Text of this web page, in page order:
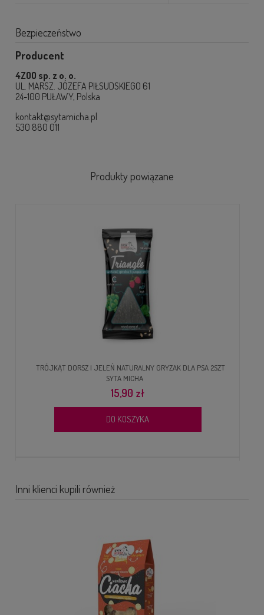
Bezpieczeństwo
Producent
4ZOO sp. z o. o.
UL. MARSZ. JÓZEFA PIŁSUDSKIEGO 61
24-100 PUŁAWY, Polska
kontakt@sytamicha.pl
530 880 011
Produkty powiązane
TRÓJKĄT DORSZ I JELEŃ NATURALNY GRYZAK DLA PSA 2SZT
SYTA MICHA
15,90 zł
DO KOSZYKA
Inni klienci kupili również